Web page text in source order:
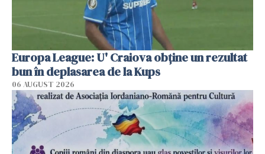
Europa League: U' Craiova obține un rezultat
bun în deplasarea de la Kups
06 AUGUST 2026